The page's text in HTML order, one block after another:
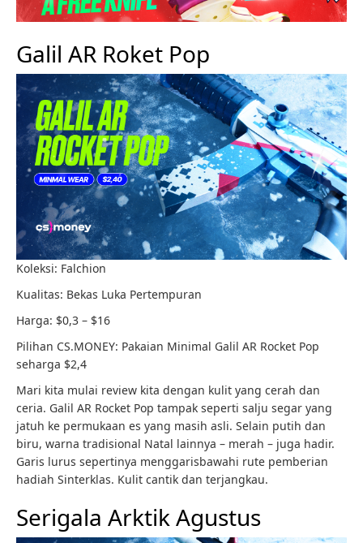
Galil AR Roket Pop
Koleksi: Falchion
Kualitas: Bekas Luka Pertempuran
Harga: $0,3 – $16
Pilihan CS.MONEY: Pakaian Minimal Galil AR Rocket Pop
seharga $2,4
Mari kita mulai review kita dengan kulit yang cerah dan
ceria. Galil AR Rocket Pop tampak seperti salju segar yang
jatuh ke permukaan es yang masih asli. Selain putih dan
biru, warna tradisional Natal lainnya – merah – juga hadir.
Garis lurus sepertinya menggarisbawahi rute pemberian
hadiah Sinterklas. Kulit cantik dan terjangkau.
Serigala Arktik Agustus